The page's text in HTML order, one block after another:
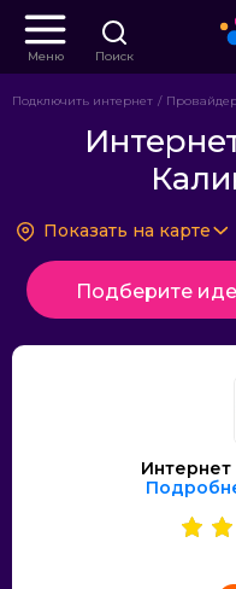
Меню Поиск
Подключить интернет
Показать на карте
Подберите